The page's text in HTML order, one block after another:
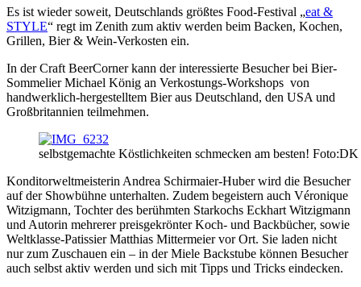
Es ist wieder soweit, Deutschlands größtes Food-Festival „eat &
STYLE“ regt im Zenith zum aktiv werden beim Backen, Kochen,
Grillen, Bier & Wein-Verkosten ein.
In der Craft BeerCorner kann der interessierte Besucher bei Bier-
Sommelier Michael König an Verkostungs-Workshops von
handwerklich-hergestelltem Bier aus Deutschland, den USA und
Großbritannien teilmehmen.
selbstgemachte Köstlichkeiten schmecken am besten! Foto:DK
Konditorweltmeisterin Andrea Schirmaier-Huber wird die Besucher
auf der Showbühne unterhalten. Zudem begeistern auch Véronique
Witzigmann, Tochter des berühmten Starkochs Eckhart Witzigmann
und Autorin mehrerer preisgekrönter Koch- und Backbücher, sowie
Weltklasse-Patissier Matthias Mittermeier vor Ort. Sie laden nicht
nur zum Zuschauen ein – in der Miele Backstube können Besucher
auch selbst aktiv werden und sich mit Tipps und Tricks eindecken.